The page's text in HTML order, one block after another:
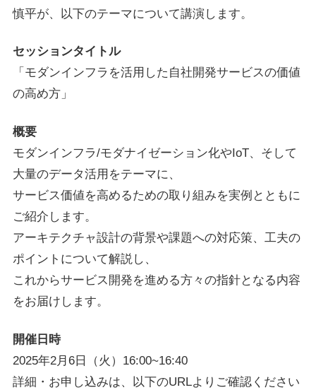
慎平が、以下のテーマについて講演します。
セッションタイトル
「モダンインフラを活用した自社開発サービスの価値
の高め方」
概要
モダンインフラ/モダナイゼーション化やIoT、そして
大量のデータ活用をテーマに、
サービス価値を高めるための取り組みを実例とともに
ご紹介します。
アーキテクチャ設計の背景や課題への対応策、工夫の
ポイントについて解説し、
これからサービス開発を進める方々の指針となる内容
をお届けします。
開催日時
2025年2月6日（火）16:00~16:40
詳細・お申し込みは、以下のURLよりご確認ください